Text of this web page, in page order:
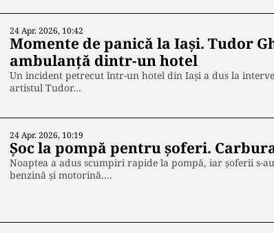
24 Apr. 2026, 10:42
Momente de panică la Iași. Tudor
ambulanță dintr-un hotel
Un incident petrecut într-un hotel din Iași a dus la
artistul Tudor…
24 Apr. 2026, 10:19
Șoc la pompă pentru șoferi.
Noaptea a adus scumpiri rapide la pompă, iar șoferii s-
benzină și motorină.…